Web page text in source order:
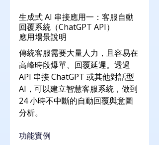
生成式 AI 串接應用一：客服自動
回覆系統（ChatGPT API）
應用場景說明
傳統客服需要大量人力，且容易在
高峰時段爆單、回覆延遲。透過
API 串接 ChatGPT 或其他對話型
AI，可以建立智慧客服系統，做到
24 小時不中斷的自動回覆與意圖
分析。
功能實例